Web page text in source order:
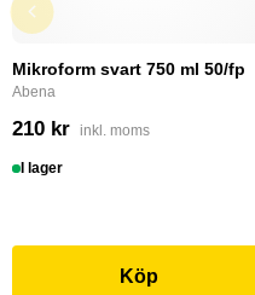
Mikroform svart 750 ml 50/fp
Abena
210 kr inkl. moms
I lager
Köp